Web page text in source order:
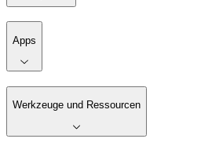
Apps
Werkzeuge und Ressourcen